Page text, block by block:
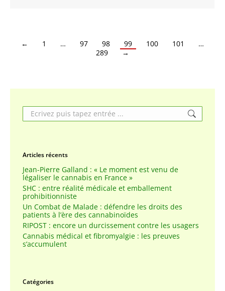
← 1 … 97 98 99 100 101
…
289
→
Search:
Articles récents
Jean-Pierre Galland : « Le moment est venu de
légaliser le cannabis en France »
SHC : entre réalité médicale et emballement
prohibitionniste
Un Combat de Malade : défendre les droits des
patients à l’ère des cannabinoïdes
RIPOST : encore un durcissement contre les usagers
Cannabis médical et fibromyalgie : les preuves
s’accumulent
Catégories